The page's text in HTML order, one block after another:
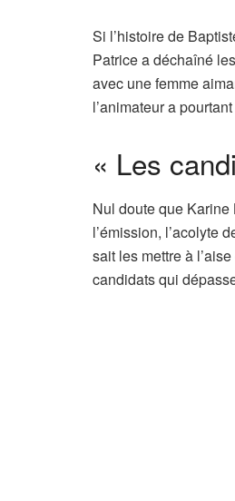
Si l’histoire de
Patrice a déchaîné
avec une femme
l’animateur a
« Les
Nul doute que
l’émission, l’acolyte
sait les mettre à
candidats qui